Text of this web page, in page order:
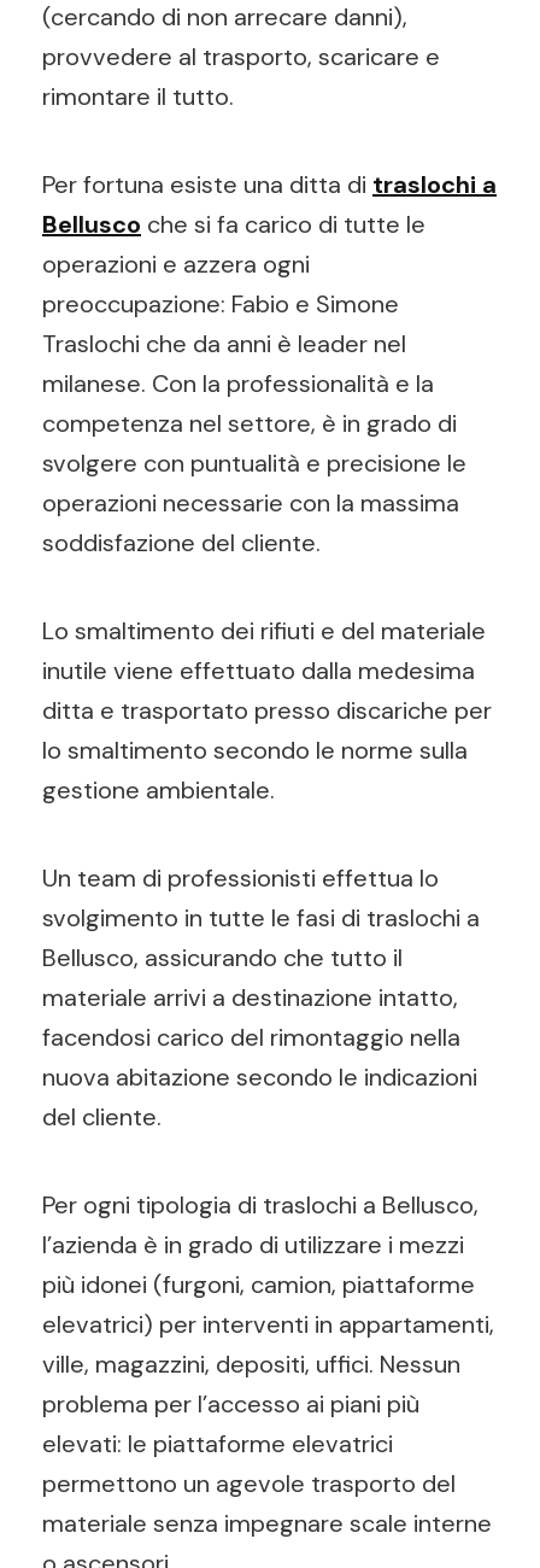
(cercando di non arrecare danni),
provvedere al trasporto, scaricare e
rimontare il tutto.
Per fortuna esiste una ditta di traslochi a
Bellusco che si fa carico di tutte le
operazioni e azzera ogni
preoccupazione: Fabio e Simone
Traslochi che da anni è leader nel
milanese. Con la professionalità e la
competenza nel settore, è in grado di
svolgere con puntualità e precisione le
operazioni necessarie con la massima
soddisfazione del cliente.
Lo smaltimento dei rifiuti e del materiale
inutile viene effettuato dalla medesima
ditta e trasportato presso discariche per
lo smaltimento secondo le norme sulla
gestione ambientale.
Un team di professionisti effettua lo
svolgimento in tutte le fasi di traslochi a
Bellusco, assicurando che tutto il
materiale arrivi a destinazione intatto,
facendosi carico del rimontaggio nella
nuova abitazione secondo le indicazioni
del cliente.
Per ogni tipologia di traslochi a Bellusco,
l’azienda è in grado di utilizzare i mezzi
più idonei (furgoni, camion, piattaforme
elevatrici) per interventi in appartamenti,
ville, magazzini, depositi, uffici. Nessun
problema per l’accesso ai piani più
elevati: le piattaforme elevatrici
permettono un agevole trasporto del
materiale senza impegnare scale interne